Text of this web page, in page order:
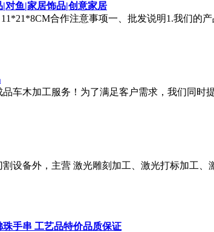
|对鱼|家居饰品|创意家居
11*21*8CM合作注意事项一、批发说明1.我们的
车木加工服务！为了满足客户需求，我们同时
设备外，主营 激光雕刻加工、激光打标加工
珠手串 工艺品特价品质保证